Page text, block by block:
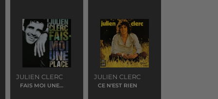
JULIEN CLERC
FAIS MOI UNE
JULIEN CLERC
CE N'EST RIEN